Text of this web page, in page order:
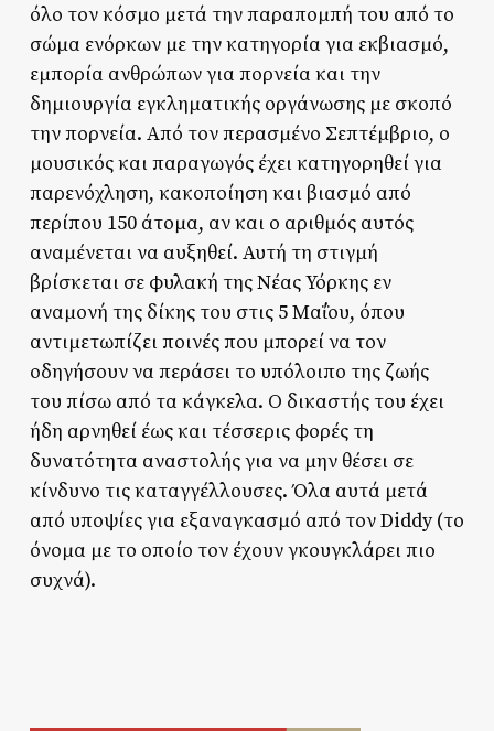
όλο τον κόσμο μετά την παραπομπή του από το
σώμα ενόρκων με την κατηγορία για εκβιασμό,
εμπορία ανθρώπων για πορνεία και την
δημιουργία εγκληματικής οργάνωσης με σκοπό
την πορνεία. Από τον περασμένο Σεπτέμβριο, ο
μουσικός και παραγωγός έχει κατηγορηθεί για
παρενόχληση, κακοποίηση και βιασμό από
περίπου 150 άτομα, αν και ο αριθμός αυτός
αναμένεται να αυξηθεί. Αυτή τη στιγμή
βρίσκεται σε φυλακή της Νέας Υόρκης εν
αναμονή της δίκης του στις 5 Μαΐου, όπου
αντιμετωπίζει ποινές που μπορεί να τον
οδηγήσουν να περάσει το υπόλοιπο της ζωής
του πίσω από τα κάγκελα. Ο δικαστής του έχει
ήδη αρνηθεί έως και τέσσερις φορές τη
δυνατότητα αναστολής για να μην θέσει σε
κίνδυνο τις καταγγέλλουσες. Όλα αυτά μετά
από υποψίες για εξαναγκασμό από τον Diddy (το
όνομα με το οποίο τον έχουν γκουγκλάρει πιο
συχνά).